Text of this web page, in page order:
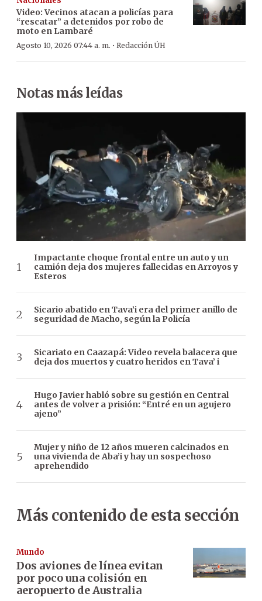
Video: Vecinos atacan a policías para
“rescatar” a detenidos por robo de
moto en Lambaré
Agosto 10, 2026 07:44 a. m. · Redacción ÚH
Notas más leídas
Impactante choque frontal entre un auto y un
camión deja dos mujeres fallecidas en Arroyos y
Esteros
Sicario abatido en Tava’i era del primer anillo de
seguridad de Macho, según la Policía
Sicariato en Caazapá: Video revela balacera que
deja dos muertos y cuatro heridos en Tava’ i
Hugo Javier habló sobre su gestión en Central
antes de volver a prisión: “Entré en un agujero
ajeno”
Mujer y niño de 12 años mueren calcinados en
una vivienda de Aba’i y hay un sospechoso
aprehendido
Más contenido de esta sección
Mundo
Dos aviones de línea evitan
por poco una colisión en
aeropuerto de Australia